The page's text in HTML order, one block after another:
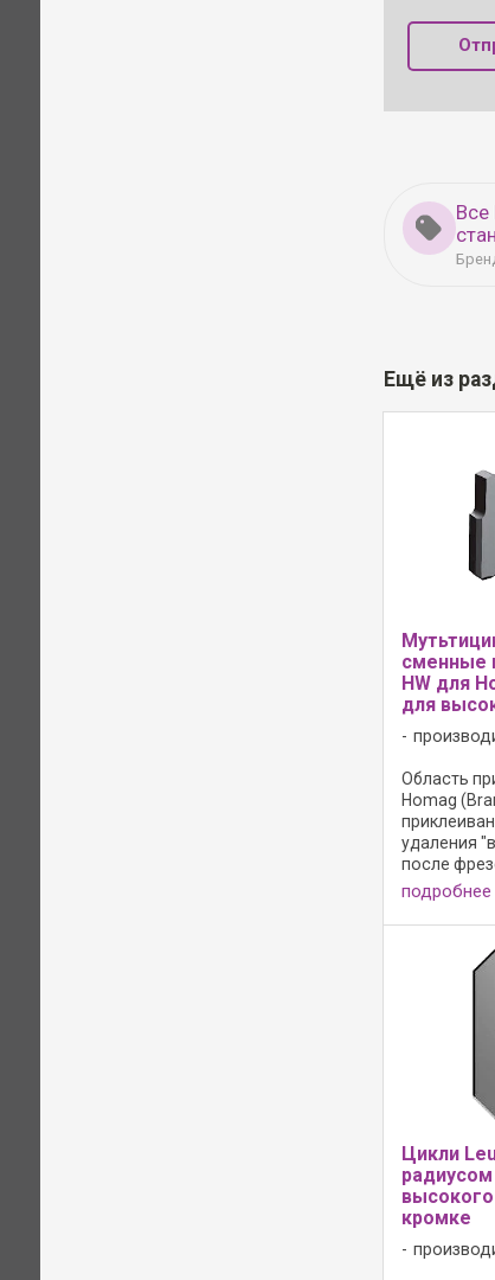
Ещё из
сменные
HW для
для
Область
Homag
удаления
после
Подходит
различные
радиусов
подробнее
Цикли
кромке